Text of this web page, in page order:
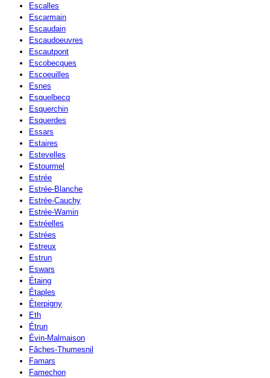
Escalles
Escarmain
Escaudain
Escaudoeuvres
Escautpont
Escobecques
Escoeuilles
Esnes
Esquelbecq
Esquerchin
Esquerdes
Essars
Estaires
Estevelles
Estourmel
Estrée
Estrée-Blanche
Estrée-Cauchy
Estrée-Wamin
Estréelles
Estrées
Estreux
Estrun
Eswars
Étaing
Étaples
Éterpigny
Eth
Étrun
Évin-Malmaison
Fâches-Thumesnil
Famars
Famechon